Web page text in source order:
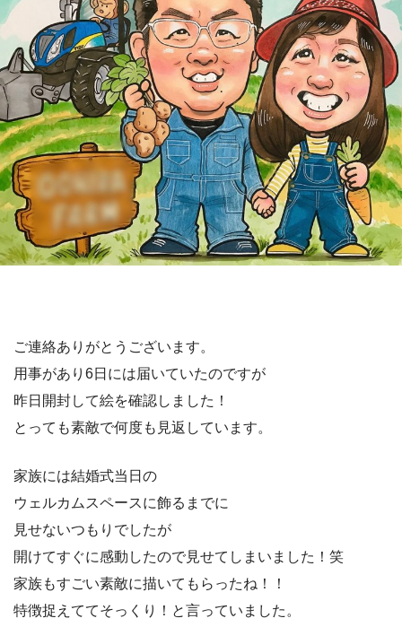
ご連絡ありがとうございます。
用事があり6日には届いていたのですが
昨日開封して絵を確認しました！
とっても素敵で何度も見返しています。
家族には結婚式当日の
ウェルカムスペースに飾るまでに
見せないつもりでしたが
開けてすぐに感動したので見せてしまいました！笑
家族もすごい素敵に描いてもらったね！！
特徴捉えててそっくり！と言っていました。